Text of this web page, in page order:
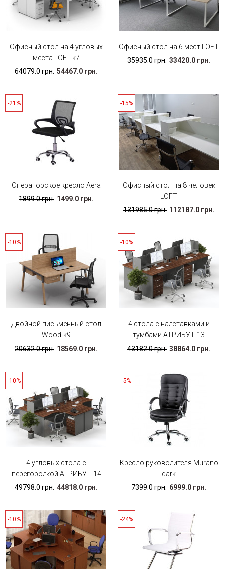
Офисный стол на 4 угловых
места LOFT-k7
64079.0 грн. 54467.0 грн.
Офисный стол на 6 мест LOFT
35935.0 грн. 33420.0 грн.
-21%
Операторское кресло Aera
1899.0 грн. 1499.0 грн.
-15%
Офисный стол на 8 человек
LOFT
131985.0 грн. 112187.0 грн.
-10%
Двойной письменный стол
Wood-k9
20632.0 грн. 18569.0 грн.
-10%
4 стола с надставками и
тумбами АТРИБУТ-13
43182.0 грн. 38864.0 грн.
-10%
4 угловых стола с
перегородкой АТРИБУТ-14
49798.0 грн. 44818.0 грн.
-5%
Кресло руководителя Murano
dark
7399.0 грн. 6999.0 грн.
-10% -24%